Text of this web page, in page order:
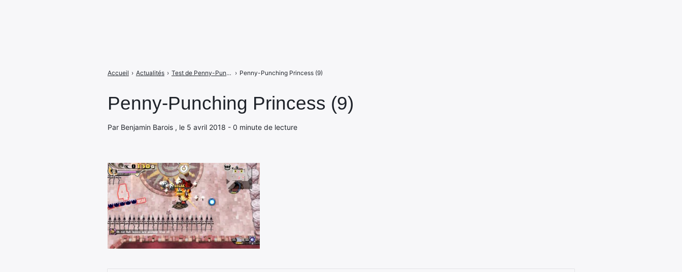
Penny-Punching Princess (9)
Par Benjamin Barois , le 5 avril 2018 - 0 minute de lecture
Accueil › Actualités › Test de Penny-Punching Princess : l’argent ne fait pas le bonheur sur Switch › Penny-Punching Princess (9)